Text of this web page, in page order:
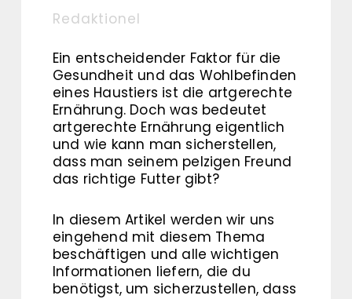
Redaktionel
Ein entscheidender Faktor für die
Gesundheit und das Wohlbefinden
eines Haustiers ist die artgerechte
Ernährung. Doch was bedeutet
artgerechte Ernährung eigentlich
und wie kann man sicherstellen,
dass man seinem pelzigen Freund
das richtige Futter gibt?
In diesem Artikel werden wir uns
eingehend mit diesem Thema
beschäftigen und alle wichtigen
Informationen liefern, die du
benötigst, um sicherzustellen, dass